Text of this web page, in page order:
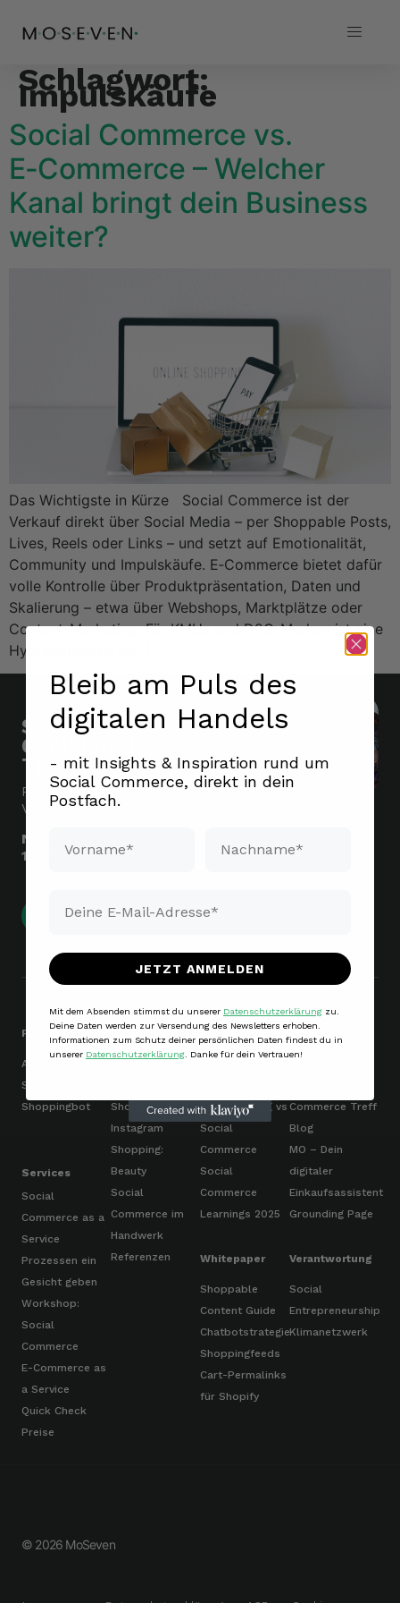
Schlagwort:
Impulskäufe
Social Commerce vs.
E‑Commerce – Welcher
Kanal bringt dein Business
weiter?
Das Wichtigste in Kürze Social Commerce ist der
Verkauf direkt über Social Media – per Shoppable Posts,
Lives, Reels oder Links – und setzt auf Emotionalität,
Community und Impulskäufe. E‑Commerce bietet dafür
volle Kontrolle über Produktpräsentation, Daten und
Skalierung – etwa über Webshops, Marktplätze oder
Content-Marketing. Für KMUs und D2C-Marken ist eine
Hybridstrategie der […]
SOCIAL
COMMERCE
TREFF
Praxisberichte statt
Verkaufsshow.
Nächster Termin:
15.09.2026 | 18 Uhr
Tickets sichern
Produkte
AI Content Kit
Shoppable Link
Shoppingbot
Services
Social
Commerce as a
Service
Prozessen ein
Gesicht geben
Workshop:
Social
Commerce
E-Commerce as
a Service
Quick Check
Preise
Shopping: Mode
Instagram
Shopping:
Beauty
Social
Commerce im
Handwerk
Referenzen
Grundlagen
Social Selling vs
Social
Commerce
Social
Commerce
Learnings 2025
Whitepaper
Shoppable
Content Guide
Chatbotstrategie
Shoppingfeeds
Cart-Permalinks
für Shopify
Commerce Treff
Blog
MO – Dein
digitaler
Einkaufsassistent
Grounding Page
Verantwortung
Social
Entrepreneurship
Klimanetzwerk
© 2026 MoSeven
Bleib am Puls des
digitalen Handels
- mit Insights & Inspiration rund um
Social Commerce, direkt in dein
Postfach.
JETZT ANMELDEN
Mit dem Absenden stimmst du unserer Datenschutzerklärung zu.
Deine Daten werden zur Versendung des Newsletters erhoben.
Informationen zum Schutz deiner persönlichen Daten findest du in
unserer Datenschutzerklärung . Danke für dein Vertrauen!